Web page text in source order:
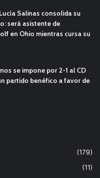
Salinas consolida su
será asistente de
en Ohio mientras cursa su
se impone por 2-1 al CD
partido benéfico a favor de
(179)
(11)